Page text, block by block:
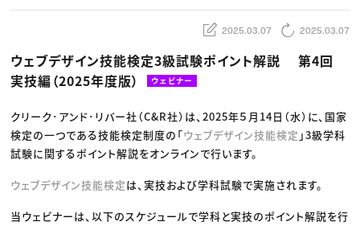
ディレクション
ゲームクリエイター
クリエイターインタビュー
C＆R Magazine
ニュース・トレンド トップ
Web
映像
ゲーム・エンタメ
広告
出版
CREATIVE VILLAGEからのお知らせ
2025.03.07 2025.03.07
ウェブデザイン技能検定3級試験ポイント解説 第4回
実技編（2025年度版）
ウェビナー
クリーク･アンド･リバー社（C&R社）は、2025年５月14日（水）に、国家
検定の一つである技能検定制度の「ウェブデザイン技能検定 」3級学科
試験に関するポイント解説をオンラインで行います。
ウェブデザイン技能検定は、実技および学科試験で実施されます。
当ウェビナーは、以下のスケジュールで学科と実技のポイント解説を行